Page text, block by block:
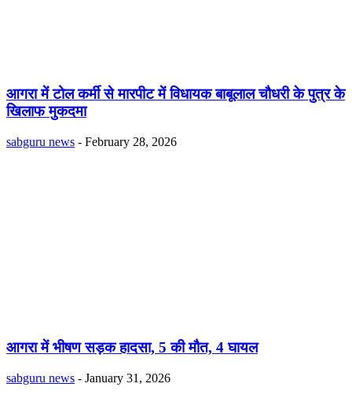
आगरा में टोल कर्मी से मारपीट में विधायक बाबूलाल चौधरी के पुत्र के
खिलाफ मुकदमा
sabguru news - February 28, 2026
आगरा में भीषण सड़क हादसा, 5 की मौत, 4 घायल
sabguru news - January 31, 2026